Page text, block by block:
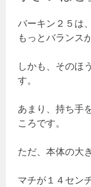
バーキン２５は
もっとバランス
しかも、そのほ
す。
あまり、持ち手
ころです。
ただ、本体の大
マチが１４セン